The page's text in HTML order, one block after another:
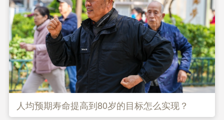
人均预期寿命提高到80岁的目标怎么实现？